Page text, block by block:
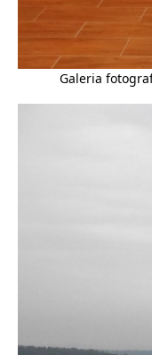
Galeria